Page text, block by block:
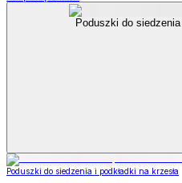
Poduszki do siedzenia
Poduszki do siedzenia i podkładki na krzesła